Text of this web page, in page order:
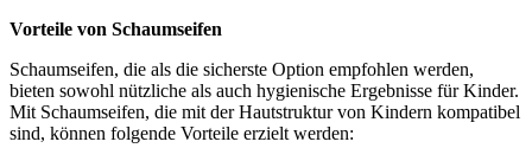
Vorteile von Schaumseifen
Schaumseifen, die als die sicherste Option empfohlen werden,
bieten sowohl nützliche als auch hygienische Ergebnisse für Kinder.
Mit Schaumseifen, die mit der Hautstruktur von Kindern kompatibel
sind, können folgende Vorteile erzielt werden: